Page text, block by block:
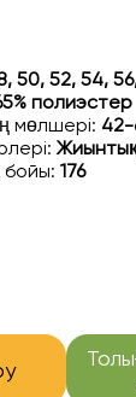
50, 52, 54,
полиэстер
мөлшері:
бойы: 176